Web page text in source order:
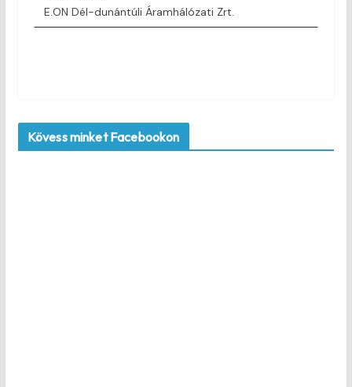
E.ON Dél-dunántúli Áramhálózati Zrt.
Kövess minket Facebookon